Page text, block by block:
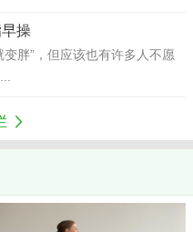
操
胖”，但应该也有许多人不愿
>